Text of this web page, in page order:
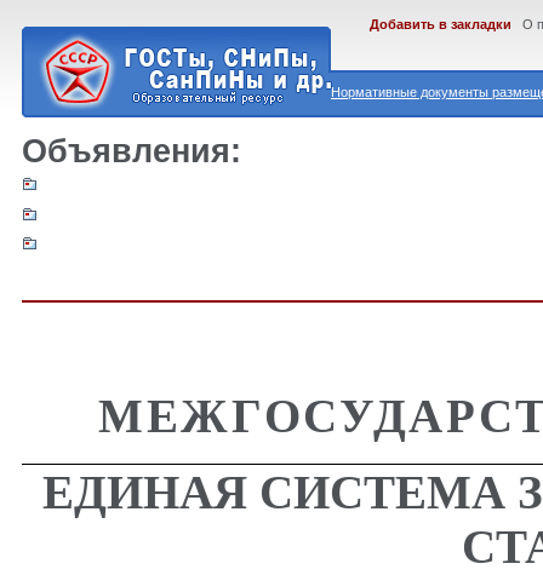
Нормативные документы
Добавить в закладки О
Объявления:
ЕДИНАЯ СИСТЕМА